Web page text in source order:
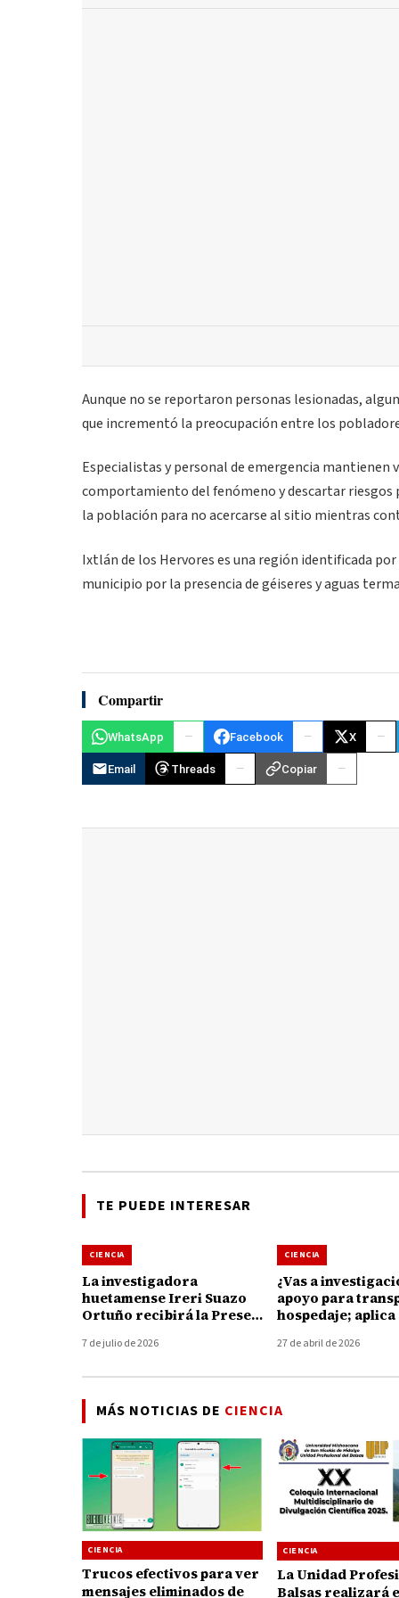
Aunque no se reportaron personas lesionadas,
que incrementó la preocupación entre los
Especialistas y personal de emergencia
comportamiento del fenómeno y descartar riesgos
la población para no acercarse al sitio mientras
Ixtlán de los Hervores es una región identificada
municipio por la presencia de géiseres y aguas
Compartir
WhatsApp Facebook X
Email Threads Copiar
TE PUEDE INTERESAR
CIENCIA
La investigadora
huetamense Ireri Suazo
Ortuño recibirá la Presea
2026
7 de julio de 2026
CIENCIA
¿Vas a
apoyo para
hospedaje; aplica
Programa Delfín
27 de abril de 2026
MÁS NOTICIAS DE CIENCIA
CIENCIA
Trucos efectivos para ver
mensajes eliminados de
CIENCIA
La Unidad
Balsas realizará